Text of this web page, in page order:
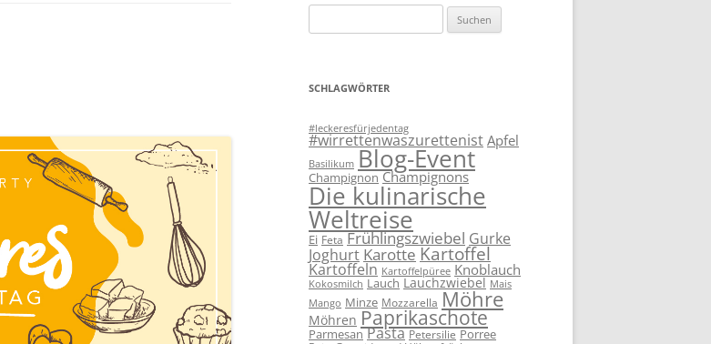
nach:
SCHLAGWÖRTER
#leckeresfürjedentag
#wirrettenwaszurettenist Apfel
Basilikum Blog-Event
Champignon Champignons
Die kulinarische
Weltreise
Ei Feta Frühlingszwiebel Gurke
Joghurt Karotte Kartoffel
Kartoffeln Kartoffelpüree Knoblauch
Kokosmilch Lauch Lauchzwiebel Mais
Mango Minze Mozzarella Möhre
Möhren Paprikaschote
Parmesan Pasta Petersilie Porree